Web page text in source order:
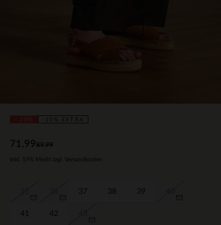
-10% EXTRA
89.99
71.99
Inkl. 19% MwSt zzgl. Versandkosten
37 38 39
41 42